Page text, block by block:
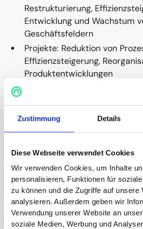
Zustimmung Details
Diese Webseite verwendet Cookies
Wir verwenden Cookies, um Inhalte
personalisieren, Funktionen für
zu können und die Zugriffe auf unsere
analysieren. Außerdem geben wir
Verwendung unserer Website an
soziale Medien, Werbung und
Restrukturierung,
Entwicklung und Wachstum
Geschäftsfeldern
Projekte: Reduktion von
Effizienzsteigerung,
Produktentwicklungen
Führung und
ganzheitliche Führung und
Management-Teams sowie
Unternehmenskulturen, in
"Ich ermögliche nachhaltige
Veränderungen durch
Arbeitsmethoden und
Fähigkeiten."